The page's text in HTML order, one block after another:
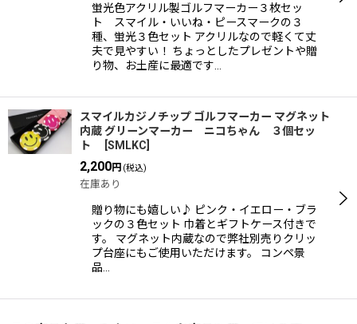
蛍光色アクリル製ゴルフマーカー３枚セッ
ト スマイル・いいね・ピースマークの３
種、蛍光３色セット アクリルなので軽くて丈
夫で見やすい！ ちょっとしたプレゼントや贈
り物、お土産に最適です…
スマイルカジノチップ ゴルフマーカー マグネット
内蔵 グリーンマーカー ニコちゃん ３個セッ
ト
[SMLKC]
2,200円 (税込)
在庫あり
贈り物にも嬉しい♪ ピンク・イエロー・ブラ
ックの３色セット 巾着とギフトケース付きで
す。 マグネット内蔵なので弊社別売りクリッ
プ台座にもご使用いただけます。 コンペ景
品…